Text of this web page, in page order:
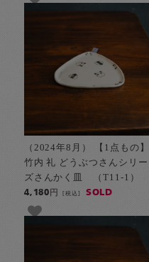
（2024年8月） 【1点もの】
竹内 礼 どうぶつさんシリー
ズさんかく皿 （T11-1）
4,180円[税込] SOLD